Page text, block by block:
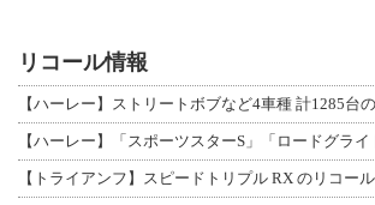
リコール情報
【ハーレー】ストリートボブなど4車種 計1285台
【トライアンフ】スピードトリプル RX のリコー